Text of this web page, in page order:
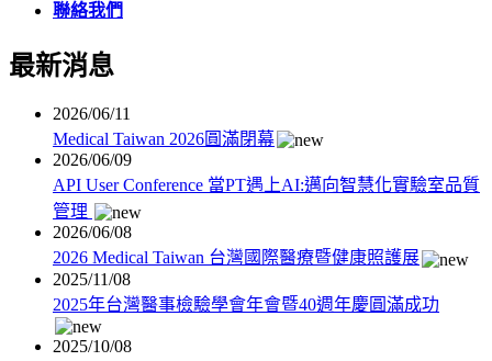
聯絡我們
最新消息
2026/06/11
Medical Taiwan 2026圓滿閉幕
2026/06/09
API User Conference 當PT遇上AI:邁向智慧化實驗室品質
管理
2026/06/08
2026 Medical Taiwan 台灣國際醫療暨健康照護展
2025/11/08
2025年台灣醫事檢驗學會年會暨40週年慶圓滿成功
2025/10/08